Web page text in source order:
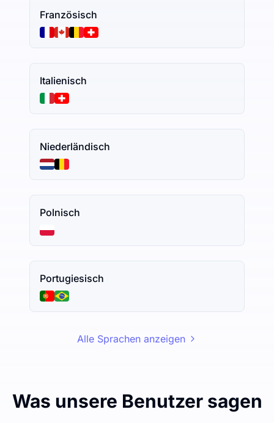
Französisch
Italienisch
Niederländisch
Polnisch
Portugiesisch
Alle Sprachen anzeigen
Was unsere Benutzer sagen